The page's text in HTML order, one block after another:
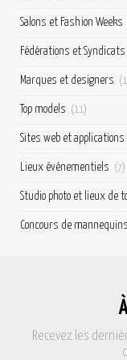
Salons et Fashion Weeks
Fédérations et Syndicats
Marques et designers
Top models (11)
Sites web et applications
Lieux événementiels (7)
Studio photo et lieux de
Concours de mannequins
Recevez les